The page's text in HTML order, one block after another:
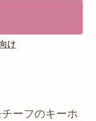
け
ーフのキーホ